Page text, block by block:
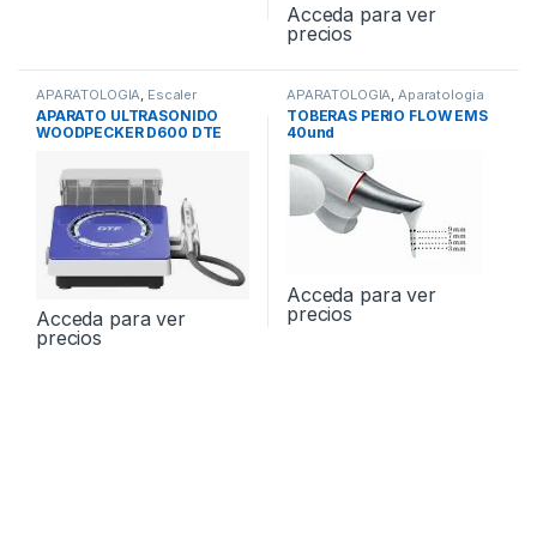
Acceda para ver
precios
APARATOLOGIA Escaler
ultrasonido
APARATO ULTRASONIDO
WOODPECKER D600 DTE
Acceda para ver
precios
APARATOLOGIA Aparatologia
de Profilaxis
TOBERAS PERIO FLOW EMS
40und
Acceda para ver
precios